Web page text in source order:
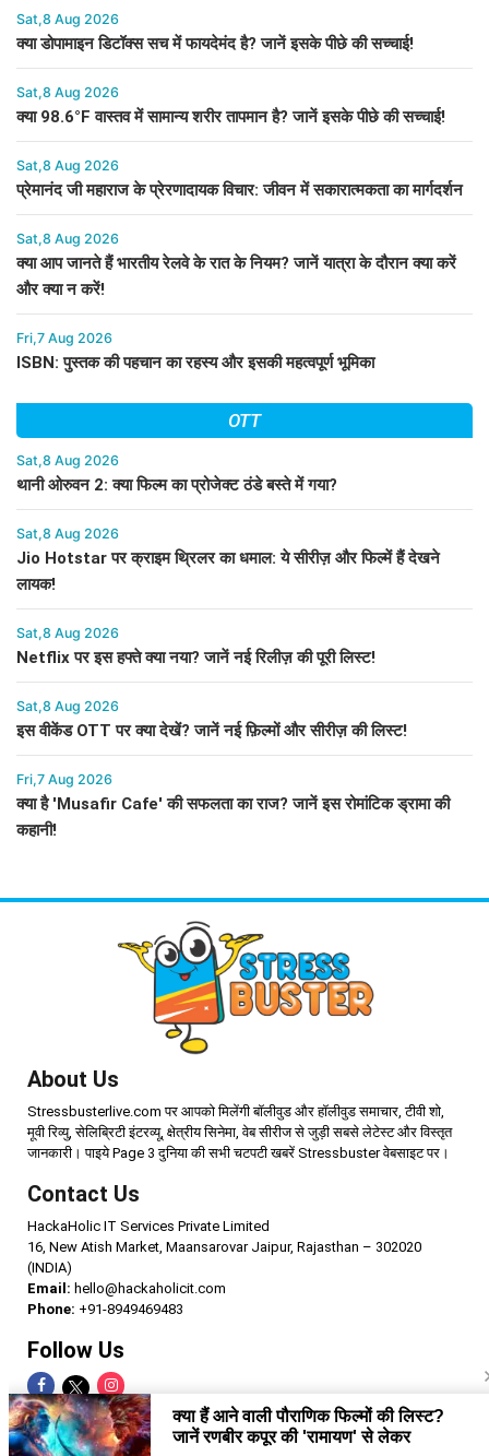
Sat,8 Aug 2026
क्या डोपामाइन डिटॉक्स सच में फायदेमंद है? जानें इसके पीछे की सच्चाई!
Sat,8 Aug 2026
क्या 98.6°F वास्तव में सामान्य शरीर तापमान है? जानें इसके पीछे की सच्चाई!
Sat,8 Aug 2026
प्रेमानंद जी महाराज के प्रेरणादायक विचार: जीवन में सकारात्मकता का मार्गदर्शन
Sat,8 Aug 2026
क्या आप जानते हैं भारतीय रेलवे के रात के नियम? जानें यात्रा के दौरान क्या करें
और क्या न करें!
Fri,7 Aug 2026
ISBN: पुस्तक की पहचान का रहस्य और इसकी महत्वपूर्ण भूमिका
OTT
Sat,8 Aug 2026
थानी ओरुवन 2: क्या फिल्म का प्रोजेक्ट ठंडे बस्ते में गया?
Sat,8 Aug 2026
Jio Hotstar पर क्राइम थ्रिलर का धमाल: ये सीरीज़ और फिल्में हैं देखने
लायक!
Sat,8 Aug 2026
Netflix पर इस हफ्ते क्या नया? जानें नई रिलीज़ की पूरी लिस्ट!
Sat,8 Aug 2026
इस वीकेंड OTT पर क्या देखें? जानें नई फ़िल्मों और सीरीज़ की लिस्ट!
Fri,7 Aug 2026
क्या है 'Musafir Cafe' की सफलता का राज? जानें इस रोमांटिक ड्रामा की
कहानी!
About Us
Stressbusterlive.com पर आपको मिलेंगी बॉलीवुड और हॉलीवुड समाचार, टीवी शो,
मूवी रिव्यु, सेलिब्रिटी इंटरव्यू, क्षेत्रीय सिनेमा, वेब सीरीज से जुड़ी सबसे लेटेस्ट और विस्तृत
जानकारी। पाइये Page 3 दुनिया की सभी चटपटी खबरें Stressbuster वेबसाइट पर।
Contact Us
HackaHolic IT Services Private Limited
16, New Atish Market, Maansarovar Jaipur, Rajasthan – 302020
(INDIA)
Email: hello@hackaholicit.com
Phone: +91-8949469483
Follow Us